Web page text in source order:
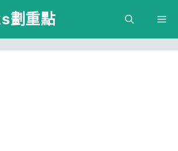
劃重點